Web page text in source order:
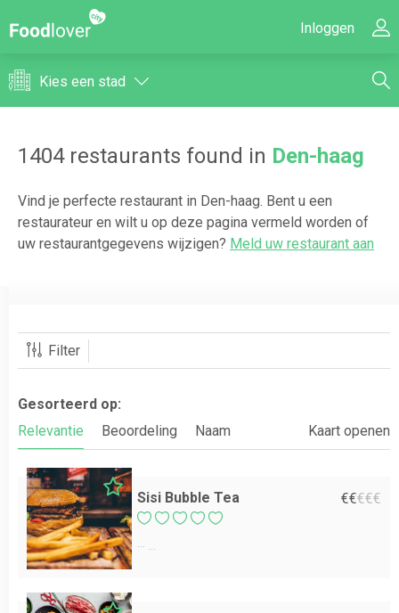
Inloggen
Kies een stad
1404restaurants found in Den-haag
Vind je perfecte restaurant in Den-haag. Bent u een
restaurateur en wilt u op deze pagina vermeld worden of
uw restaurantgegevens wijzigen? Meld uw restaurant aan
Filter
Gesorteerd op:
Relevantie
Beoordeling Naam Kaart openen
Sisi Bubble Tea €€€€€